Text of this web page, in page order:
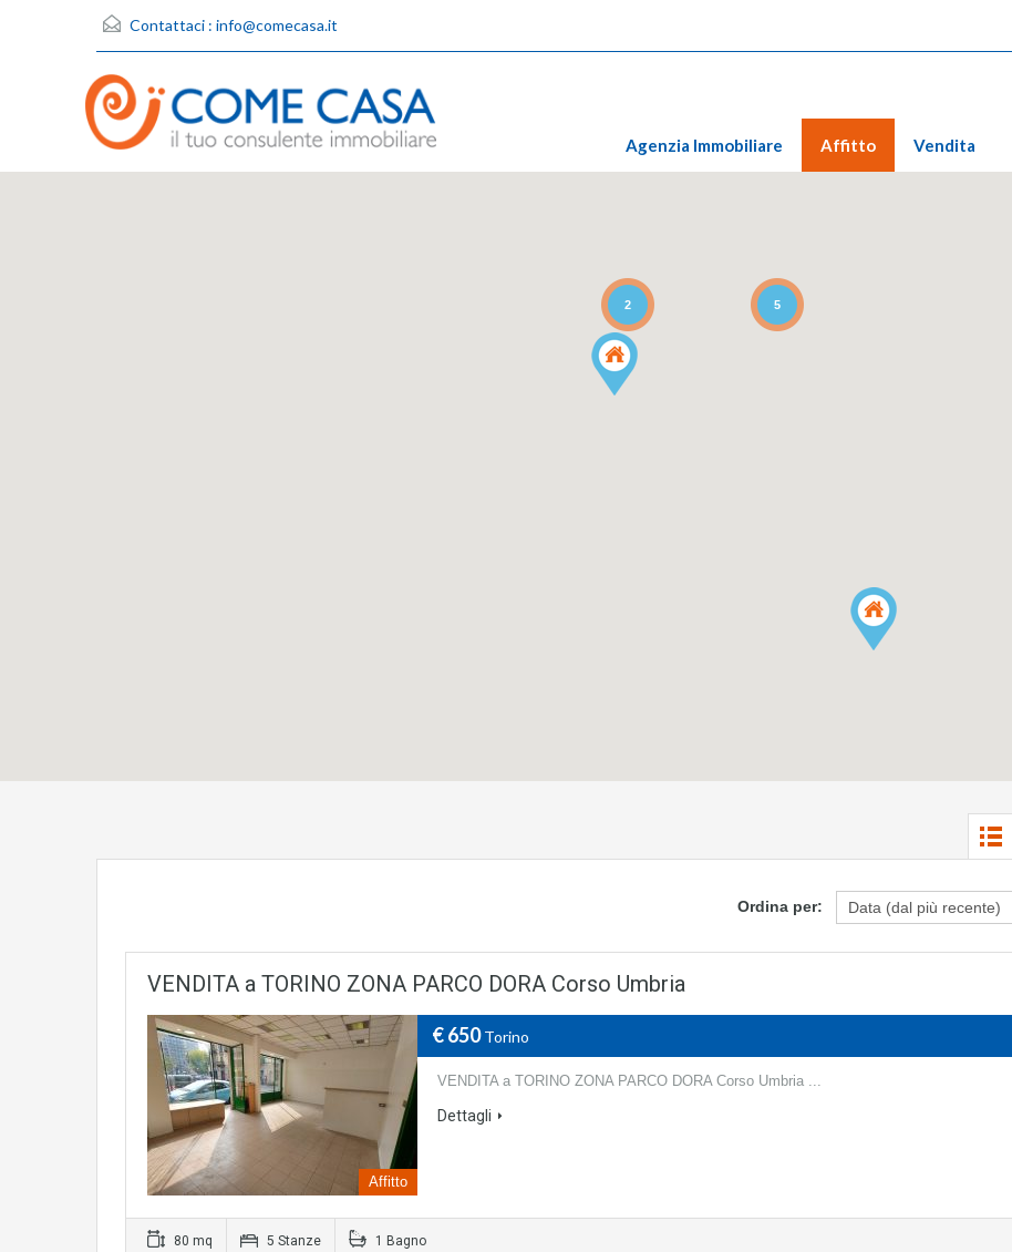
Contattaci : info@comecasa.it
Agenzia Immobiliare Affitto Vendita
5
2
Ordina per:
VENDITA a TORINO ZONA PARCO DORA Corso Umbria
Affitto
€ 650Torino
VENDITA a TORINO ZONA PARCO DORA Corso Umbria ...
Dettagli
80 mq 5 Stanze 1 Bagno